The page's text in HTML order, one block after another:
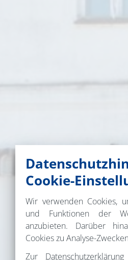
Cookie-
Wir verwenden Cookies,
und Funktionen der
anzubieten. Darüber
Cookies zu Analyse-
Zur Datenschutzerklärung